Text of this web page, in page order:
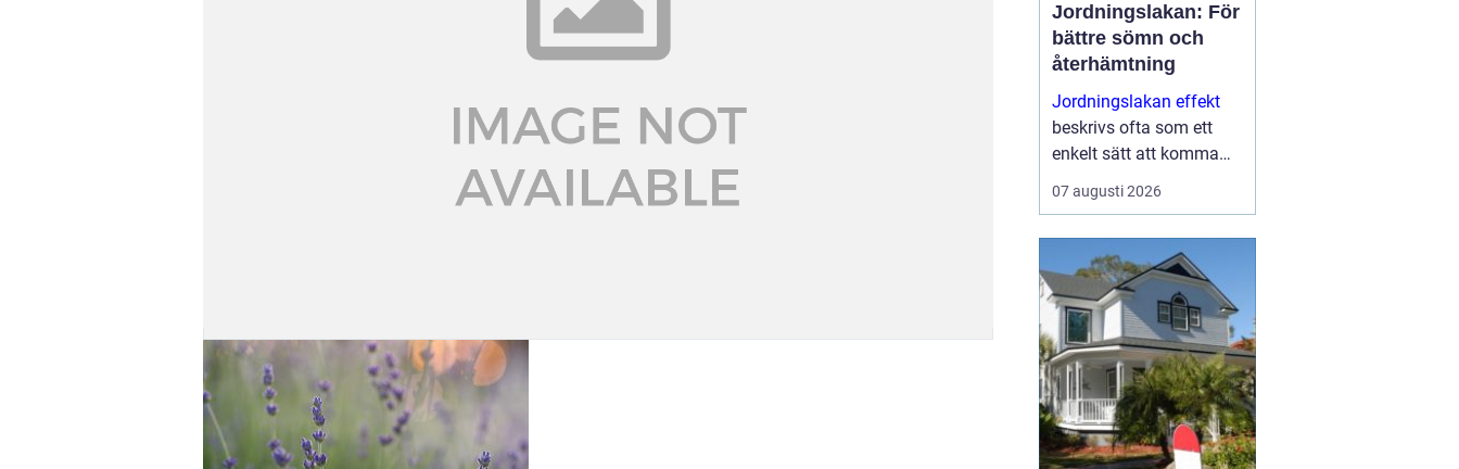
Jordningslakan: För
bättre sömn och
återhämtning
Jordningslakan effekt
beskrivs ofta som ett
enkelt sätt att komma
närmare naturens
balans, utan att behöva
Genom...
07 augusti 2026